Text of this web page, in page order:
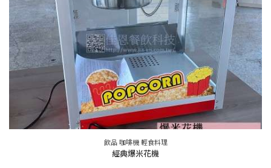
飲品 咖啡機 輕食料理
經典爆米花機